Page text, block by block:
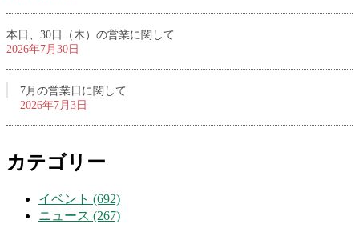
本日、30日（木）の営業に関して
2026年7月30日
7月の営業日に関して
2026年7月3日
カテゴリー
イベント (692)
ニュース (267)